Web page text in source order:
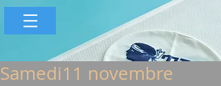
Samedi11 novembre